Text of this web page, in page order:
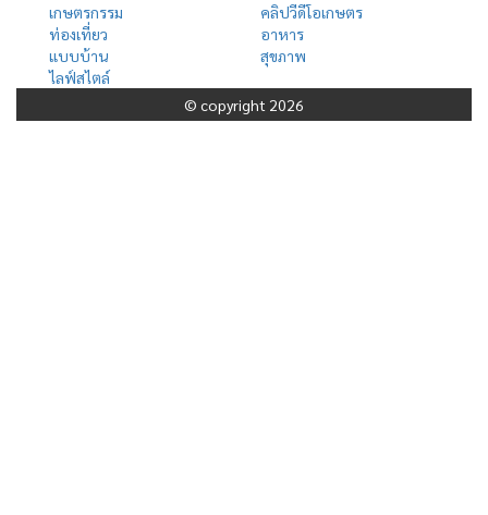
เกษตรกรรม
คลิปวีดีโอเกษตร
ท่องเที่ยว
อาหาร
แบบบ้าน
สุขภาพ
ไลฟ์สไตล์
© copyright 2026